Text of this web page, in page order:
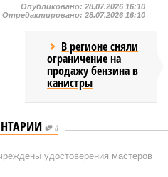
Опубликовано: 28.07.2026 16:10
Отредактировано: 28.07.2026 16:10
В регионе сняли
ограничение на
продажу бензина в
канистры
0
удостоверения мастеров